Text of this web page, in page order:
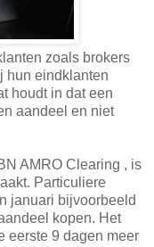
zoals brokers
hun eindklanten
houdt in dat een
aandeel en niet
AMRO Clearing , is
Particuliere
januari bijvoorbeeld
kopen. Het
eerste 9 dagen meer